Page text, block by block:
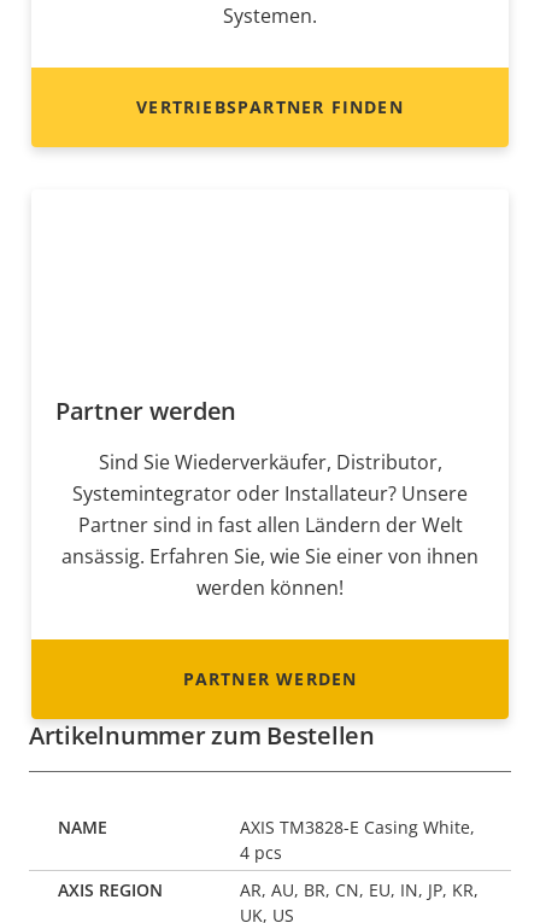
Systemen.
VERTRIEBSPARTNER FINDEN
Partner werden
Sind Sie Wiederverkäufer, Distributor,
Systemintegrator oder Installateur? Unsere
Partner sind in fast allen Ländern der Welt
ansässig. Erfahren Sie, wie Sie einer von ihnen
werden können!
PARTNER WERDEN
Artikelnummer zum Bestellen
AXIS TM3828-E Casing White,
4 pcs
AR, AU, BR, CN, EU, IN, JP, KR,
UK, US